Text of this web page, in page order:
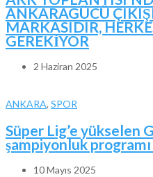
ANKARAGÜCÜ
MARKASIDIR,
GEREKİYOR
2 Haziran 2025
ANKARA, SPOR
Süper Lig’e yükselen
şampiyonluk
10 Mayıs 2025